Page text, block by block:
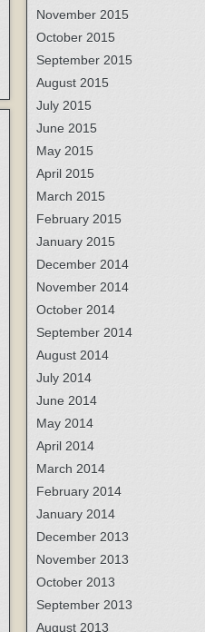
November 2015
October 2015
September 2015
August 2015
July 2015
June 2015
May 2015
April 2015
March 2015
February 2015
January 2015
December 2014
November 2014
October 2014
September 2014
August 2014
July 2014
June 2014
May 2014
April 2014
March 2014
February 2014
January 2014
December 2013
November 2013
October 2013
September 2013
August 2013